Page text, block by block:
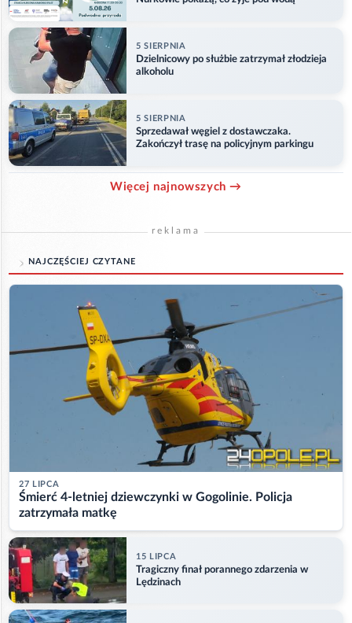
5 SIERPNIA
Dzielnicowy po służbie zatrzymał złodzieja
alkoholu
5 SIERPNIA
Sprzedawał węgiel z dostawczaka.
Zakończył trasę na policyjnym parkingu
Więcej najnowszych →
reklama
NAJCZĘŚCIEJ CZYTANE
27 LIPCA
Śmierć 4-letniej dziewczynki w Gogolinie. Policja
zatrzymała matkę
15 LIPCA
Tragiczny finał porannego zdarzenia w
Lędzinach